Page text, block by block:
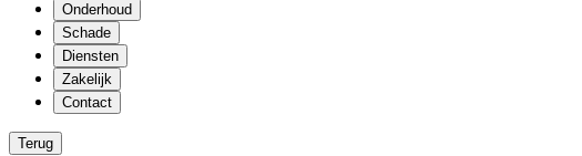
Onderhoud
Schade
Diensten
Zakelijk
Contact
Terug